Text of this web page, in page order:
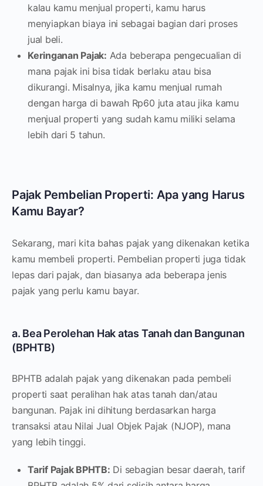
kalau kamu menjual properti, kamu harus
menyiapkan biaya ini sebagai bagian dari proses
jual beli.
Keringanan Pajak: Ada beberapa pengecualian di
mana pajak ini bisa tidak berlaku atau bisa
dikurangi. Misalnya, jika kamu menjual rumah
dengan harga di bawah Rp60 juta atau jika kamu
menjual properti yang sudah kamu miliki selama
lebih dari 5 tahun.
Pajak Pembelian Properti: Apa yang Harus
Kamu Bayar?
Sekarang, mari kita bahas pajak yang dikenakan ketika
kamu membeli properti. Pembelian properti juga tidak
lepas dari pajak, dan biasanya ada beberapa jenis
pajak yang perlu kamu bayar.
a. Bea Perolehan Hak atas Tanah dan Bangunan
(BPHTB)
BPHTB adalah pajak yang dikenakan pada pembeli
properti saat peralihan hak atas tanah dan/atau
bangunan. Pajak ini dihitung berdasarkan harga
transaksi atau Nilai Jual Objek Pajak (NJOP), mana
yang lebih tinggi.
Tarif Pajak BPHTB: Di sebagian besar daerah, tarif